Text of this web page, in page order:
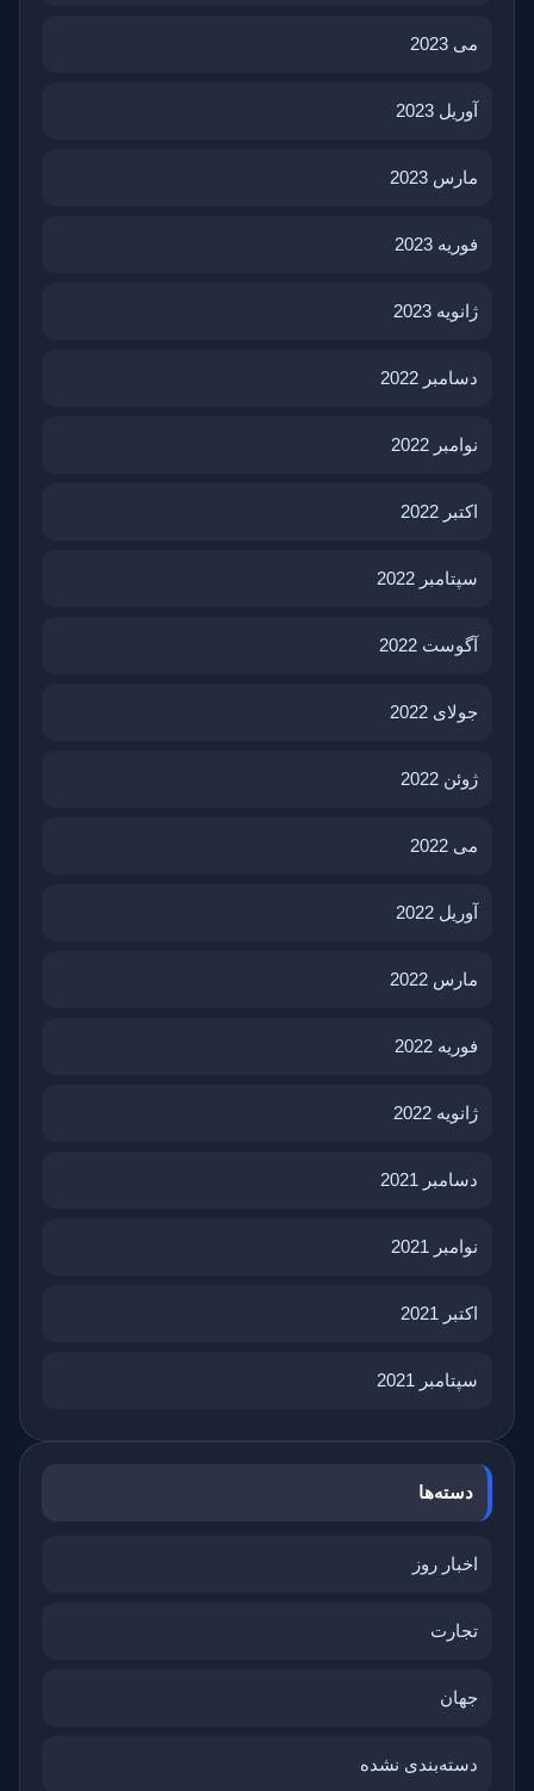
می 2023
آوریل 2023
مارس 2023
فوریه 2023
ژانویه 2023
دسامبر 2022
نوامبر 2022
اکتبر 2022
سپتامبر 2022
آگوست 2022
جولای 2022
ژوئن 2022
می 2022
آوریل 2022
مارس 2022
فوریه 2022
ژانویه 2022
دسامبر 2021
نوامبر 2021
اکتبر 2021
سپتامبر 2021
دسته‌ها
اخبار روز
تجارت
جهان
دسته‌بندی نشده